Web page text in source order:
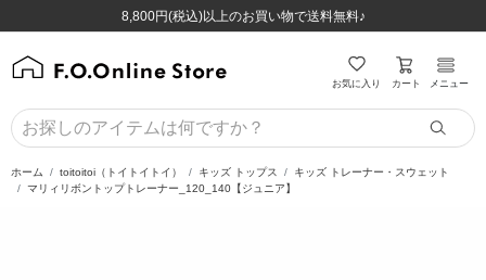
8,800円(税込)以上のお買い物で送料無料♪
ほぼ全品半額！！8/12(水)お昼12:59まで！！
8,800円(税込)以上のお買い物で送料無料♪
ほぼ全品半額！！8/12(水)お昼12:59まで！！
お気に入り カート メニュー
ホーム toitoitoi（トイトイトイ） キッズ トップス
キッズ トレーナー・スウェット
マリィリボントップトレーナー_120_140【ジュニア】